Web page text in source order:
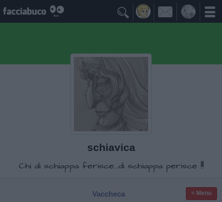

schiavica
Chi di schiappa ferisce...di schiappa perisce !!!
Vaccheca ≡ Menu